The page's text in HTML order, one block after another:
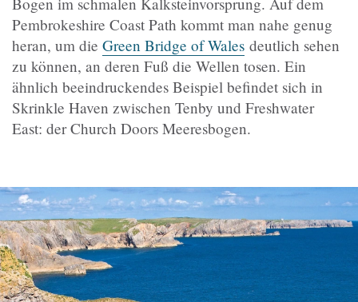
Pembrokeshire Coast Path kommt man nahe genug
heran, um die Green Bridge of Wales deutlich sehen
zu können, an deren Fuß die Wellen tosen. Ein
ähnlich beeindruckendes Beispiel befindet sich in
Skrinkle Haven zwischen Tenby und Freshwater
East: der Church Doors Meeresbogen.